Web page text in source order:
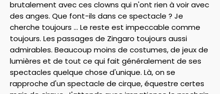
brutalement avec ces clowns qui n'ont rien à voir avec
des anges. Que font-ils dans ce spectacle ? Je
cherche toujours ... Le reste est impeccable comme
toujours. Les passages de Zingaro toujours aussi
admirables. Beaucoup moins de costumes, de jeux de
lumières et de tout ce qui fait généralement de ses
spectacles quelque chose d'unique. Là, on se
rapproche d'un spectacle de cirque, équestre certes